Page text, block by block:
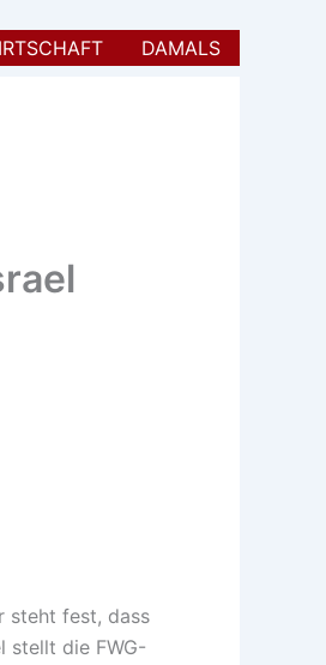
DAMALS
steht fest, dass
stellt die FWG-